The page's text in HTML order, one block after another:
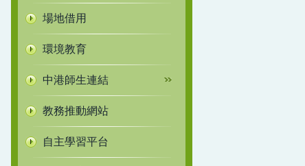
場地借用
環境教育
中港師生連結
教務推動網站
自主學習平台